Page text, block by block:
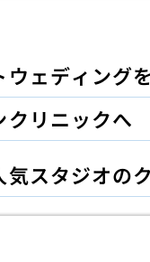
ェディング
リニックへ
気スタジオの